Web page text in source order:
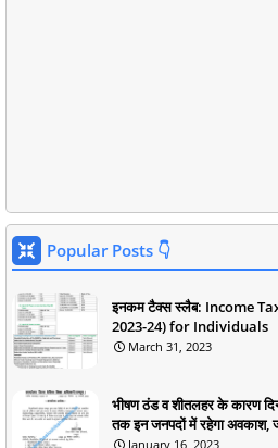
Popular Posts 👇
इनकम टैक्स स्लैब: Income
2023-24) for Individuals
March 31, 2023
भीषण ठंड व शीतलहर के कारण
तक इन जनपदों में रहेगा अवकाश,
January 16, 2023